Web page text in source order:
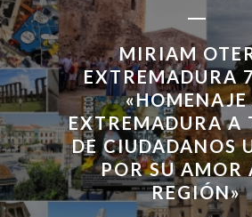
READ MORE
MIRIAM
EXTREMADURA
EXTREMADURA A
DE CIUDADANOS
POR SU AMOR
REGIÓN»